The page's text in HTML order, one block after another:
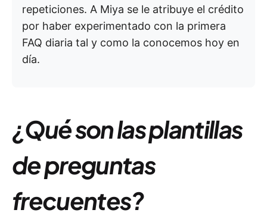
repeticiones. A Miya se le atribuye el crédito
por haber experimentado con la primera
FAQ diaria tal y como la conocemos hoy en
día.
¿Qué son las plantillas
de preguntas
frecuentes?